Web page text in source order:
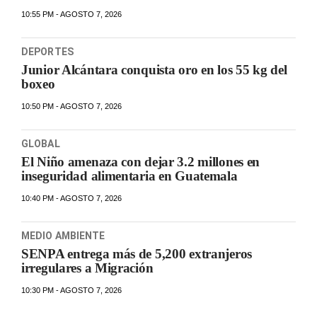
10:55 PM - AGOSTO 7, 2026
DEPORTES
Junior Alcántara conquista oro en los 55 kg del
boxeo
10:50 PM - AGOSTO 7, 2026
GLOBAL
El Niño amenaza con dejar 3.2 millones en
inseguridad alimentaria en Guatemala
10:40 PM - AGOSTO 7, 2026
MEDIO AMBIENTE
SENPA entrega más de 5,200 extranjeros
irregulares a Migración
10:30 PM - AGOSTO 7, 2026